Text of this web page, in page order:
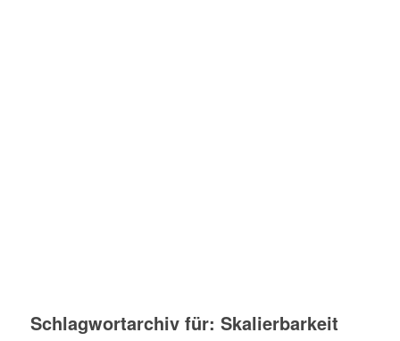
Schlagwortarchiv für: Skalierbarkeit